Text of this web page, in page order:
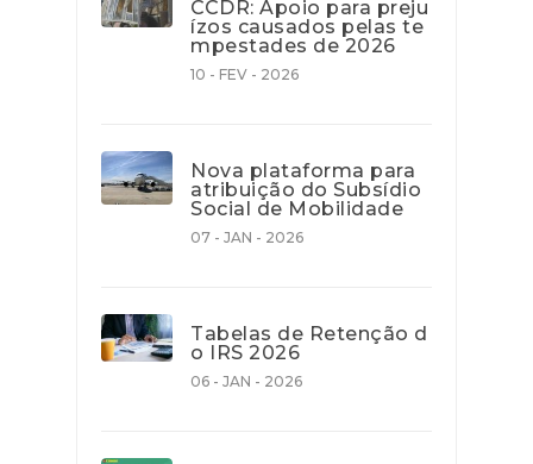
CCDR: Apoio para preju
ízos causados pelas te
mpestades de 2026
10 - FEV - 2026
Nova plataforma para
atribuição do Subsídio
Social de Mobilidade
07 - JAN - 2026
Tabelas de Retenção d
o IRS 2026
06 - JAN - 2026